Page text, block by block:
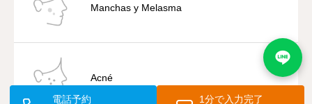
Manchas y Melasma
Acné
電話予約
1分で入力完了